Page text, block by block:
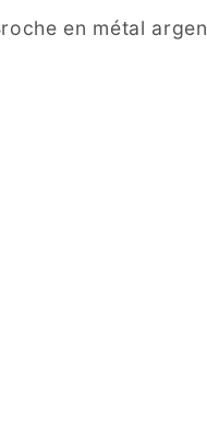
en métal